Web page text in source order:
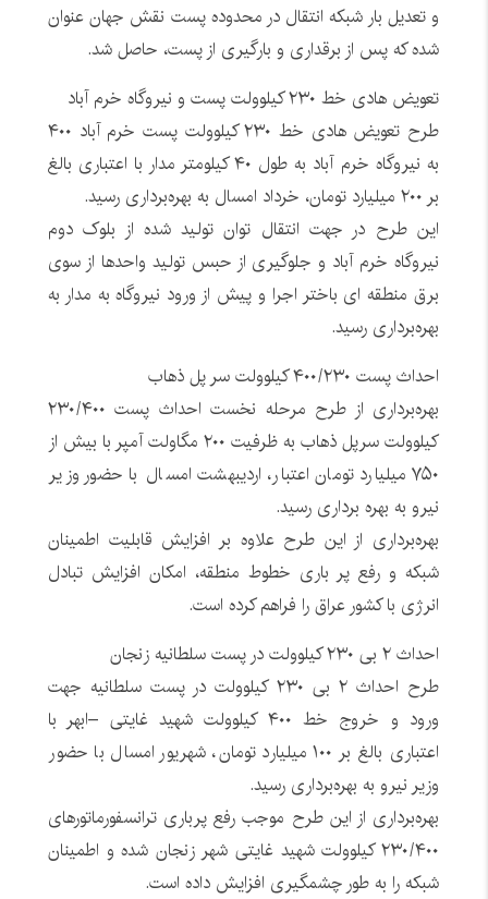
و تعدیل بار شبکه انتقال در محدوده پست نقش جهان عنوان
شده که پس از برقداری و بارگیری از پست، حاصل شد.
تعویض هادی خط ۲۳۰ کیلوولت پست و نیروگاه خرم آباد
طرح تعویض هادی خط ۲۳۰ کیلوولت پست خرم آباد ۴۰۰
به نیروگاه خرم آباد به طول ۴۰ کیلومتر مدار با اعتباری بالغ
بر ۲۰۰ میلیارد تومان، خرداد امسال به بهره‌برداری رسید.
این طرح در جهت انتقال توان تولید شده از بلوک دوم
نیروگاه خرم آباد و جلوگیری از حبس تولید واحدها از سوی
برق منطقه ای باختر اجرا و پیش از ورود نیروگاه به مدار به
بهره‌برداری رسید.
احداث پست ۴۰۰/۲۳۰ کیلوولت سر پل ذهاب
بهره‌برداری از طرح مرحله نخست احداث پست ۲۳۰/۴۰۰
کیلوولت سرپل ذهاب به ظرفیت ۲۰۰ مگاولت آمپر با بیش از
۷۵۰ میلیارد تومان اعتبار، اردیبهشت امسال با حضور وزیر
نیرو به بهره برداری رسید.
بهره‌برداری از این طرح علاوه بر افزایش قابلیت اطمینان
شبکه و رفع پر باری خطوط منطقه، امکان افزایش تبادل
انرژی با کشور عراق را فراهم کرده است.
احداث ۲ بی ۲۳۰ کیلوولت در پست سلطانیه زنجان
طرح احداث ۲ بی ۲۳۰ کیلوولت در پست سلطانیه جهت
ورود و خروج خط ۴۰۰ کیلوولت شهید غایتی –ابهر با
اعتباری بالغ بر ۱۰۰ میلیارد تومان، شهریور امسال با حضور
وزیر نیرو به بهره‌برداری رسید.
بهره‌برداری از این طرح موجب رفع پرباری ترانسفورماتورهای
۲۳۰/۴۰۰ کیلوولت شهید غایتی شهر زنجان شده و اطمینان
شبکه را به طور چشمگیری افزایش داده است.